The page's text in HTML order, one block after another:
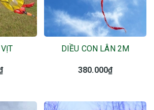
DIỀU CON LÂN 2M
380.000₫